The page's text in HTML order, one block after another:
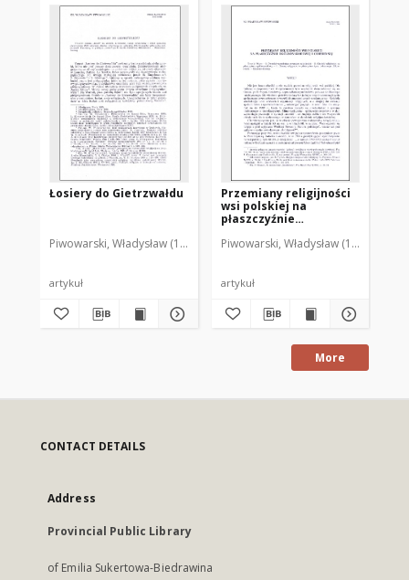
Łosiery do Gietrzwałdu
Piwowarski, Władysław (1929-2001)
artykuł
Przemiany religijności
wsi polskiej na
płaszczyźnie
codziennej
Piwowarski, Władysław (1929-2001)
artykuł
More
CONTACT DETAILS
Address
Provincial Public Library
of Emilia Sukertowa-Biedrawina